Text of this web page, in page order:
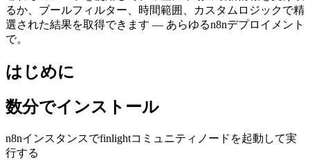
るか、ブールフィルター、時間範囲、カスタムロジックで精
選された結果を取得できます — あらゆるn8nデプロイメント
で。
はじめに
数分でインストール
n8nインスタンスでfinlightコミュニティノードを起動して実
行する